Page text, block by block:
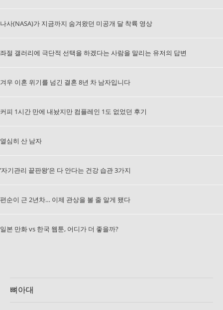
나사(NASA)가 지금까지 숨겨왔던 미공개 달 착륙 영상
좌절 갤러리에 극단적 선택을 하겠다는 사람을 말리는 유저의 답변
겨우 이혼 위기를 넘긴 결혼 8년 차 남자입니다
커피 1시간 만에 내놨지만 컴플레인 1도 없었던 후기
열심히 산 남자
’자기관리 끝판왕’은 다 안다는 건강 습관 3가지
편순이 근 2년차… 이제 관상을 볼 줄 알게 됐다
일본 만화 vs 한국 웹툰, 어디가 더 좋을까?
뼈아대